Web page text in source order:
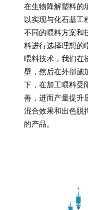
在生物降解塑料的
以实现与化石基工
不同的喂料方案和
料进行选择理想的
喂料技术，我们在
壁，然后在外部施
下，在加工喂料受
善，进而产量提升
混合效果和出色脱
的产品。